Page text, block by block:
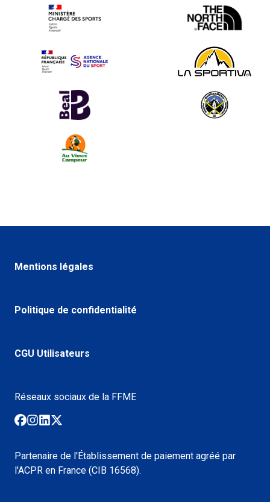
Mentions légales
Politique de confidentialité
CGU Utilisateurs
Partenaire de l'Établissement de paiement agréé par
l'ACPR en France (CIB 16568).
Réseaux sociaux de la FFME